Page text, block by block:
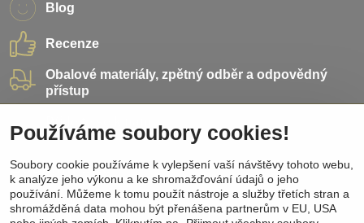
Blog
Recenze
Obalové materiály, zpětný odběr a odpovědný
přístup
Přidejte se k nám
Sociální sítě
Facebook
Instagram
Používáme soubory cookies!
Soubory cookie používáme k vylepšení vaší návštěvy tohoto webu,
k analýze jeho výkonu a ke shromažďování údajů o jeho
používání. Můžeme k tomu použít nástroje a služby třetích stran a
shromážděná data mohou být přenášena partnerům v EU, USA